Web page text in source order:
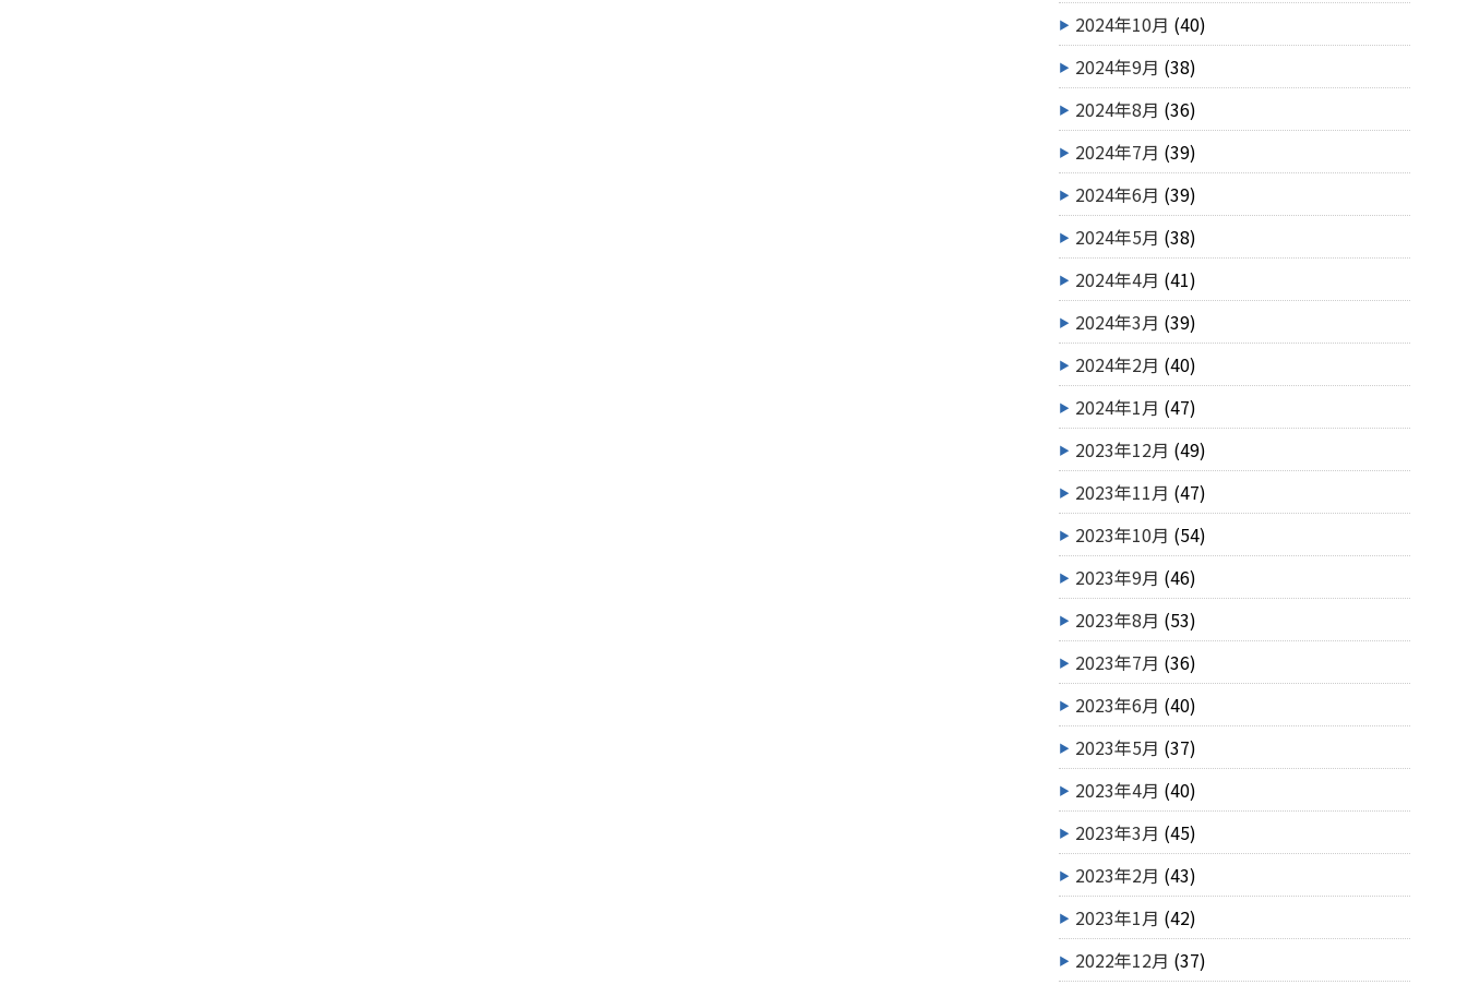
2024年10月 (40)
2024年9月 (38)
2024年8月 (36)
2024年7月 (39)
2024年6月 (39)
2024年5月 (38)
2024年4月 (41)
2024年3月 (39)
2024年2月 (40)
2024年1月 (47)
2023年12月 (49)
2023年11月 (47)
2023年10月 (54)
2023年9月 (46)
2023年8月 (53)
2023年7月 (36)
2023年6月 (40)
2023年5月 (37)
2023年4月 (40)
2023年3月 (45)
2023年2月 (43)
2023年1月 (42)
2022年12月 (37)